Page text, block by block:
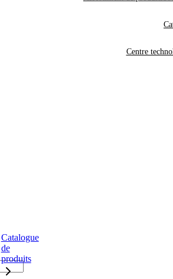
Centre
Catalogue
de
produits